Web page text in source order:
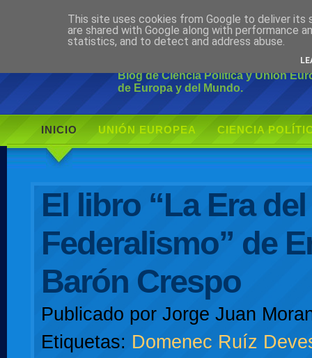
Ciudadano
Blog de Ciencia Política y Unión
de Europa y del Mundo.
INICIO UNIÓN EUROPEA CIENCIA
El libro “La Era del
Federalismo” de
Barón Crespo
Publicado por Jorge Juan
Etiquetas: Domenec Ruíz
This site uses cookies from Google to deliver its
are shared with Google along with performance
statistics, and to detect and address abuse.